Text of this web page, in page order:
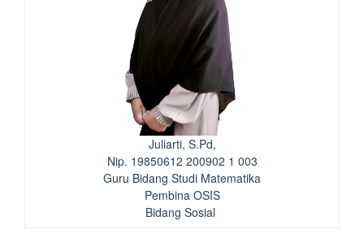
Juliarti, S.Pd,
Nip. 19850612 200902 1 003
Guru Bidang Studi Matematika
Pembina OSIS
Bidang Sosial